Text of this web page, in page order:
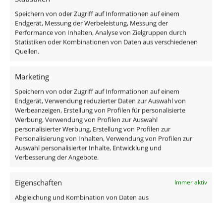
Speichern von oder Zugriff auf Informationen auf einem
Endgerät, Messung der Werbeleistung, Messung der
Performance von Inhalten, Analyse von Zielgruppen durch
Statistiken oder Kombinationen von Daten aus verschiedenen
Quellen.
Marketing
Speichern von oder Zugriff auf Informationen auf einem
Endgerät, Verwendung reduzierter Daten zur Auswahl von
Werbeanzeigen, Erstellung von Profilen für personalisierte
Werbung, Verwendung von Profilen zur Auswahl
personalisierter Werbung, Erstellung von Profilen zur
Personalisierung von Inhalten, Verwendung von Profilen zur
Auswahl personalisierter Inhalte, Entwicklung und
Verbesserung der Angebote.
Eigenschaften Immer aktiv
Abgleichung und Kombination von Daten aus
Gesamtmaße
82×82×25mm
Lochausschnitt Ø
68–78mm
Schutzklasse (IP)
IP20
Schwenkbar
Ja
Material
Form